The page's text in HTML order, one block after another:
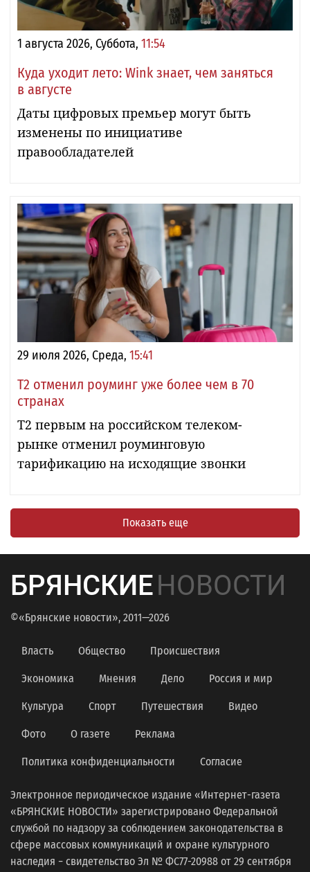
1 августа 2026, Суббота, 11:54
Куда уходит лето: Wink знает, чем заняться
в августе
Даты цифровых премьер могут быть
изменены по инициативе
правообладателей
29 июля 2026, Среда, 15:41
Т2 отменил роуминг уже более чем в 70
странах
T2 первым на российском телеком-
рынке отменил роуминговую
тарификацию на исходящие звонки
Показать еще
БРЯНСКИЕНОВОСТИ
©«Брянские новости», 2011—2026
Власть Общество Происшествия
Экономика Мнения Дело Россия и мир
Культура Спорт Путешествия Видео
Фото О газете Реклама
Политика конфиденциальности Согласие
Электронное периодическое издание «Интернет-газета
«БРЯНСКИЕ НОВОСТИ» зарегистрировано Федеральной
службой по надзору за соблюдением законодательства в
сфере массовых коммуникаций и охране культурного
наследия − свидетельство Эл № ФС77-20988 от 29 сентября